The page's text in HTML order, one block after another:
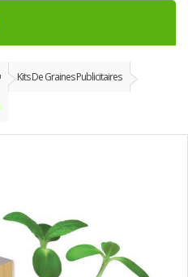
Kits De Graines Publicitaires